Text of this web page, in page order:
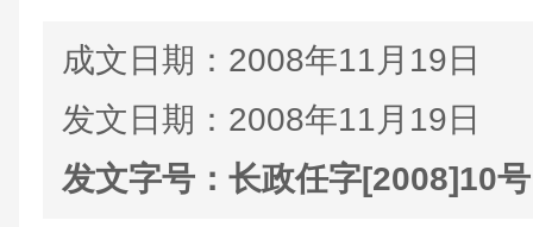
成文日期： 2008年11月19日
发文日期： 2008年11月19日
发文字号： 长政任字[2008]10号